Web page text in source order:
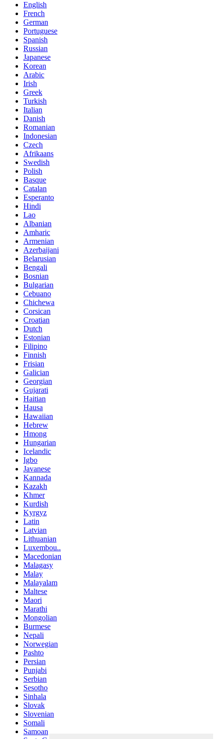
English
French
German
Portuguese
Spanish
Russian
Japanese
Korean
Arabic
Irish
Greek
Turkish
Italian
Danish
Romanian
Indonesian
Czech
Afrikaans
Swedish
Polish
Basque
Catalan
Esperanto
Hindi
Lao
Albanian
Amharic
Armenian
Azerbaijani
Belarusian
Bengali
Bosnian
Bulgarian
Cebuano
Chichewa
Corsican
Croatian
Dutch
Estonian
Filipino
Finnish
Frisian
Galician
Georgian
Gujarati
Haitian
Hausa
Hawaiian
Hebrew
Hmong
Hungarian
Icelandic
Igbo
Javanese
Kannada
Kazakh
Khmer
Kurdish
Kyrgyz
Latin
Latvian
Lithuanian
Luxembou..
Macedonian
Malagasy
Malay
Malayalam
Maltese
Maori
Marathi
Mongolian
Burmese
Nepali
Norwegian
Pashto
Persian
Punjabi
Serbian
Sesotho
Sinhala
Slovak
Slovenian
Somali
Samoan